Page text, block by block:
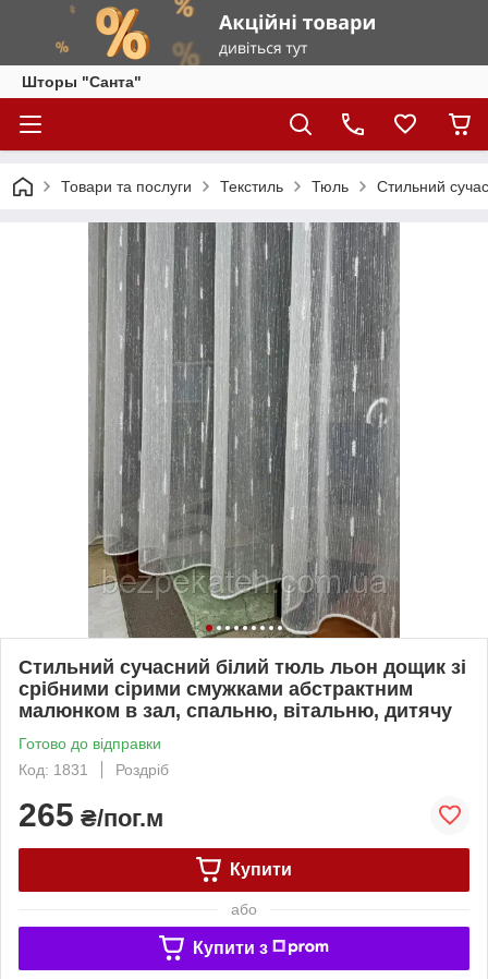
Шторы "Санта"
Товари та послуги Текстиль Тюль Стильний
Стильний сучасний білий тюль льон дощик зі
срібними сірими смужками абстрактним
малюнком в зал, спальню, вітальню, дитячу
Готово до відправки
Код: 1831
Роздріб
265 ₴/пог.м
Купити
або
Купити з